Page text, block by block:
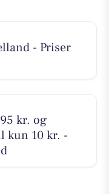
- Priser
kr. og
kun 10 kr. -